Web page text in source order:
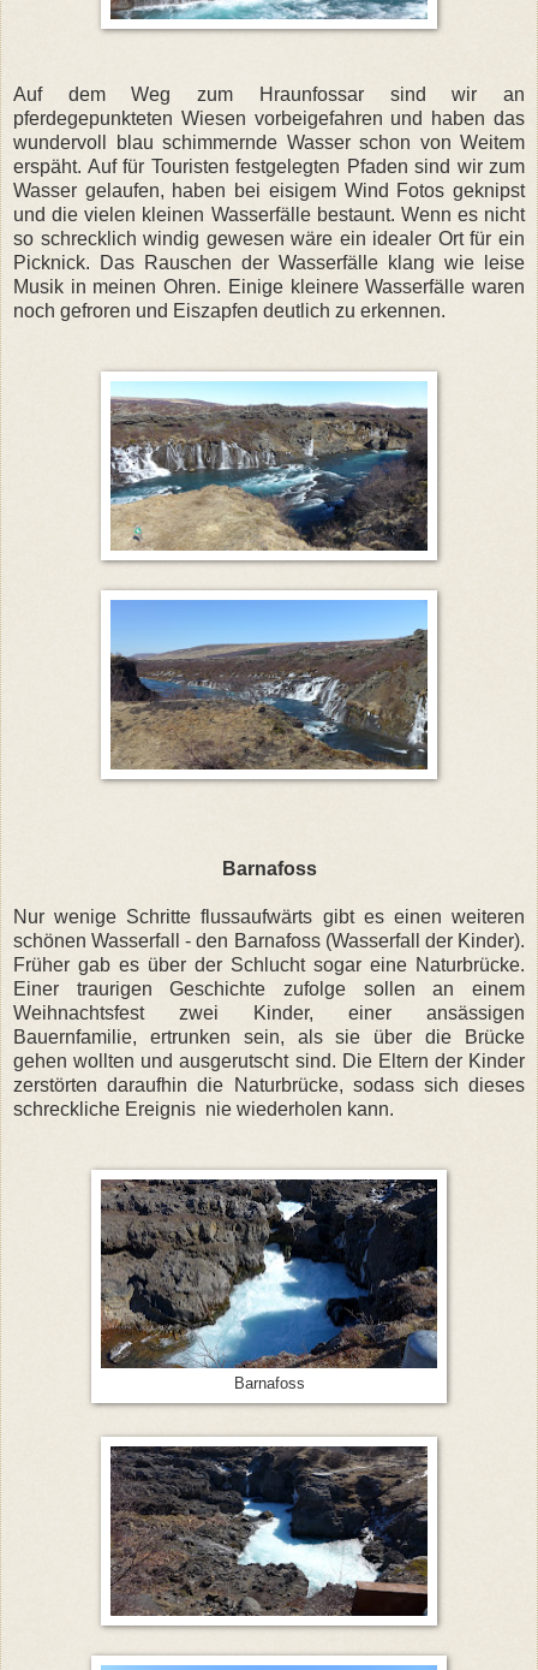
Auf dem Weg zum Hraunfossar sind wir an
pferdegepunkteten Wiesen vorbeigefahren und haben das
wundervoll blau schimmernde Wasser schon von Weitem
erspäht. Auf für Touristen festgelegten Pfaden sind wir zum
Wasser gelaufen, haben bei eisigem Wind Fotos geknipst
und die vielen kleinen Wasserfälle bestaunt. Wenn es nicht
so schrecklich windig gewesen wäre ein idealer Ort für ein
Picknick. Das Rauschen der Wasserfälle klang wie leise
Musik in meinen Ohren. Einige kleinere Wasserfälle waren
noch gefroren und Eiszapfen deutlich zu erkennen.
Barnafoss
Nur wenige Schritte flussaufwärts gibt es einen weiteren
schönen Wasserfall - den Barnafoss (Wasserfall der Kinder).
Früher gab es über der Schlucht sogar eine Naturbrücke.
Einer traurigen Geschichte zufolge sollen an einem
Weihnachtsfest zwei Kinder, einer ansässigen
Bauernfamilie, ertrunken sein, als sie über die Brücke
gehen wollten und ausgerutscht sind. Die Eltern der Kinder
zerstörten daraufhin die Naturbrücke, sodass sich dieses
schreckliche Ereignis nie wiederholen kann.
Barnafoss